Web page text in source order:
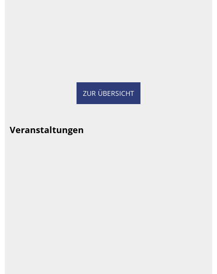
ZUR ÜBERSICHT
Veranstaltungen